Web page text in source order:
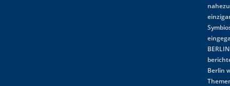
nahezu
Berlin